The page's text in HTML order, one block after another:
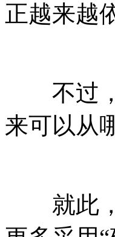
正越来越
不过，
来可以从
就此，